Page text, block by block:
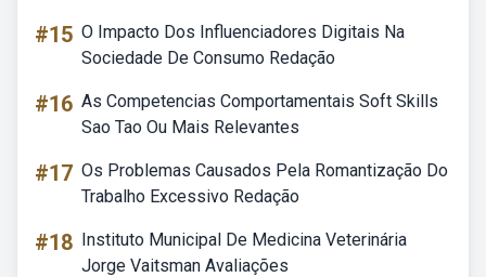
#15 O Impacto Dos Influenciadores Digitais Na
Sociedade De Consumo Redação
#16 As Competencias Comportamentais Soft Skills
Sao Tao Ou Mais Relevantes
#17 Os Problemas Causados Pela Romantização Do
Trabalho Excessivo Redação
#18 Instituto Municipal De Medicina Veterinária
Jorge Vaitsman Avaliações